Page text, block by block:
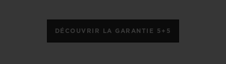
DÉCOUVRIR LA GARANTIE 5+5